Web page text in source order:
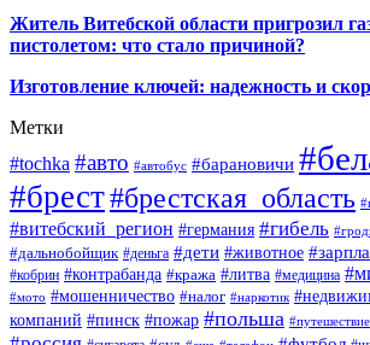
Житель Витебской области пригрозил
пистолетом: что стало причиной?
Изготовление ключей: надежность и
Метки
#tochka #авто #автобус #барановичи
#брест#брестская_область
#витебский_регион #германия #гибель
#дальнобойщик #деньга #дети #животное
#кобрин #контрабанда #кража #литва #медицина
#мото #мошенничество #налог #наркотик
компаний #пинск #пожар #польша #путешествие